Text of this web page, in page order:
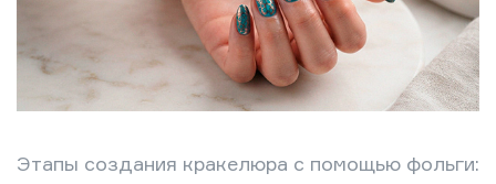
Этапы создания кракелюра с помощью фольги: